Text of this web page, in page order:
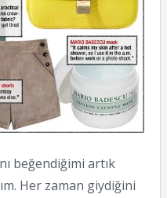
beğendiğimi artık
Her zaman giydiğini